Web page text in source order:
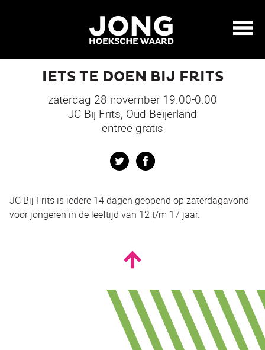
IETS TE DOEN BIJ FRITS
zaterdag 28 november 19.00-0.00
JC Bij Frits, Oud-Beijerland
entree gratis
Twitter
JC Bij Frits is iedere 14 dagen geopend op zaterdagavond
voor jongeren in de leeftijd van 12 t/m 17 jaar.